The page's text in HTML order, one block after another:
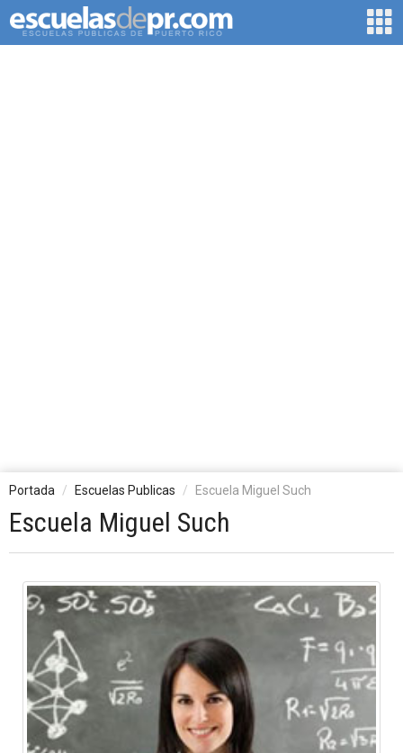
Portada Escuelas Publicas Escuela Miguel Such
Escuela Miguel Such